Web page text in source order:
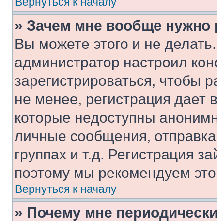
» Зачем мне вообще нужно
Вы можете этого и не
администратор настроил
зарегистрироваться, чтобы
не менее, регистрация
которые недоступны
личные сообщения,
группах и т.д. Регистрация
поэтому мы рекомендуем
Вернуться к началу
» Почему мне